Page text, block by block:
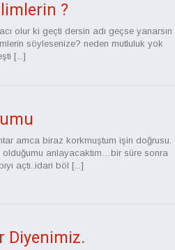
?
olur ki geçti dersin adı geçse yanarsın
söylesenize? neden mutluluk yok
[...]
amca biraz korkmuştum işin doğrusu.
anlayacaktım…bir süre sonra
açtı..idari böl [...]
Diyenimiz.